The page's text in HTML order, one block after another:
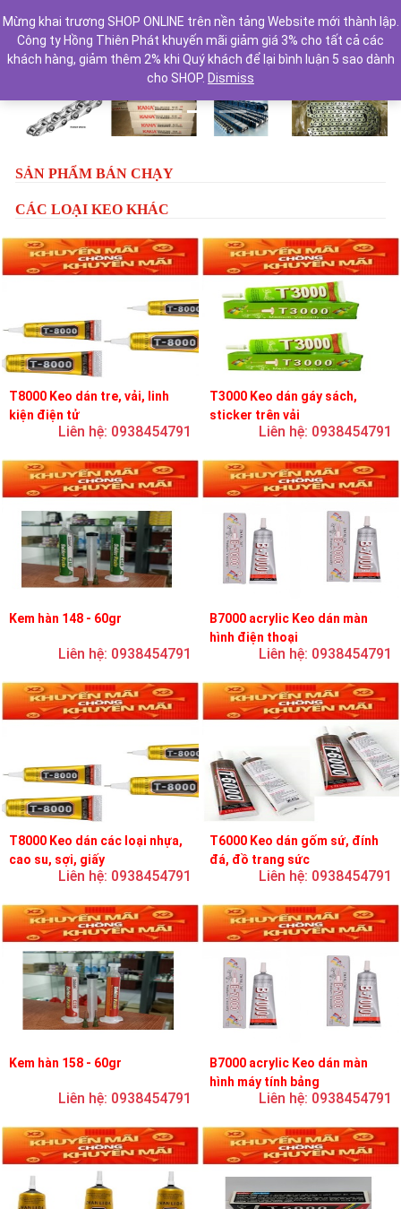
Previous Next
SẢN PHẨM BÁN CHẠY
CÁC LOẠI KEO KHÁC
T8000 Keo dán tre, vải, linh
kiện điện tử
Liên hệ: 0938454791
T3000 Keo dán gáy sách,
sticker trên vải
Liên hệ: 0938454791
Kem hàn 148 - 60gr
Liên hệ: 0938454791
B7000 acrylic Keo dán màn
hình điện thoại
Liên hệ: 0938454791
T8000 Keo dán các loại nhựa,
cao su, sợi, giấy
Liên hệ: 0938454791
T6000 Keo dán gốm sứ, đính
đá, đồ trang sức
Liên hệ: 0938454791
Kem hàn 158 - 60gr
Liên hệ: 0938454791
B7000 acrylic Keo dán màn
hình máy tính bảng
Liên hệ: 0938454791
Mừng khai trương SHOP ONLINE trên nền tảng Website mới thành lập.
Công ty Hồng Thiên Phát khuyến mãi giảm giá 3% cho tất cả các
khách hàng, giảm thêm 2% khi Quý khách để lại bình luận 5 sao dành
cho SHOP. Dismiss